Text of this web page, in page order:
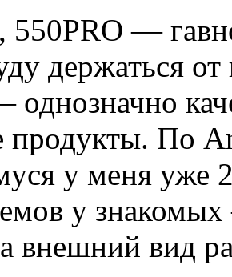
—
держаться
продукты. По
у меня уже
у
внешний вид